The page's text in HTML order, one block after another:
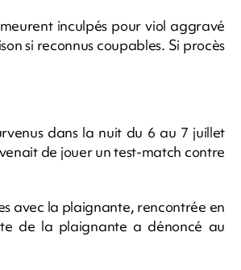
inculpés pour viol aggravé
si reconnus coupables. Si procès
dans la nuit du 6 au 7 juillet
de jouer un test-match contre
avec la plaignante, rencontrée en
de la plaignante a dénoncé au